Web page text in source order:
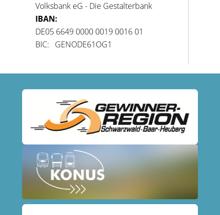
Volksbank eG - Die Gestalterbank
IBAN:
DE05 6649 0000 0019 0016 01
BIC: GENODE61OG1